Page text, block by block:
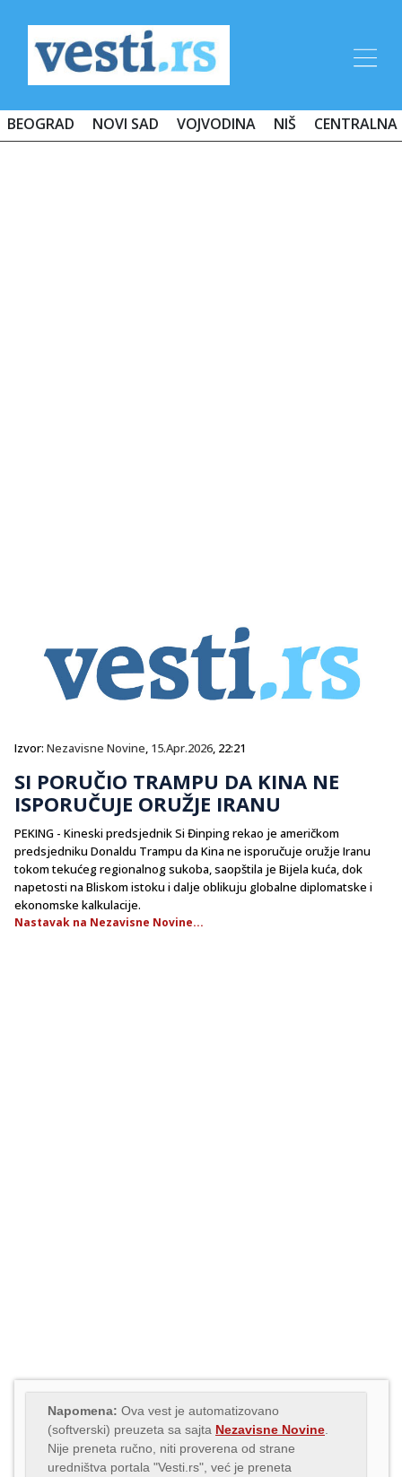
BEOGRAD NOVI SAD VOJVODINA NIŠ CENTRALNA
Izvor: Nezavisne Novine, 15.Apr.2026, 22:21
SI PORUČIO TRAMPU DA KINA NE
ISPORUČUJE ORUŽJE IRANU
​PEKING - Kineski predsjednik Si Đinping rekao je američkom
predsjedniku Donaldu Trampu da Kina ne isporučuje oružje Iranu
tokom tekućeg regionalnog sukoba, saopštila je Bijela kuća, dok
napetosti na Bliskom istoku i dalje oblikuju globalne diplomatske i
ekonomske kalkulacije.
Nastavak na Nezavisne Novine...
Napomena: Ova vest je automatizovano
(softverski) preuzeta sa sajta Nezavisne Novine
Nije preneta ručno, niti proverena od strane
uredništva portala "Vesti.rs", već je preneta